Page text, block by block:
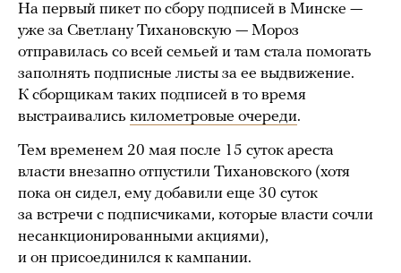
На первый пикет по сбору подписей в Минске —
уже за Светлану Тихановскую — Мороз
отправилась со всей семьей и там стала помогать
заполнять подписные листы за ее выдвижение.
К сборщикам таких подписей в то время
выстраивались километровые очереди.
Тем временем 20 мая после 15 суток ареста
власти внезапно отпустили Тихановского (хотя
пока он сидел, ему добавили еще 30 суток
за встречи с подписчиками, которые власти сочли
несанкционированными акциями),
и он присоединился к кампании.